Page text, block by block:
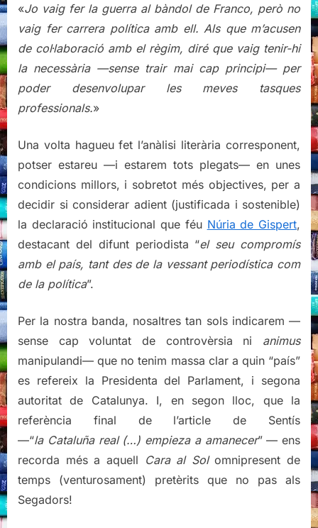
«Jo vaig fer la guerra al bàndol de Franco, però no
vaig fer carrera política amb ell. Als que m’acusen
de col·laboració amb el règim, diré que vaig tenir-hi
la necessària —sense trair mai cap principi— per
poder desenvolupar les meves tasques
professionals.»
Una volta hagueu fet l’anàlisi literària corresponent,
potser estareu —i estarem tots plegats— en unes
condicions millors, i sobretot més objectives, per a
decidir si considerar adient (justificada i sostenible)
la declaració institucional que féu Núria de Gispert,
destacant del difunt periodista “el seu compromís
amb el país, tant des de la vessant periodística com
de la política”.
Per la nostra banda, nosaltres tan sols indicarem —
sense cap voluntat de controvèrsia ni animus
manipulandi— que no tenim massa clar a quin “país”
es refereix la Presidenta del Parlament, i segona
autoritat de Catalunya. I, en segon lloc, que la
referència final de l’article de Sentís
—“la Cataluña real (…) empieza a amanecer” — ens
recorda més a aquell Cara al Solomnipresent de
temps (venturosament) pretèrits que no pas als
Segadors!